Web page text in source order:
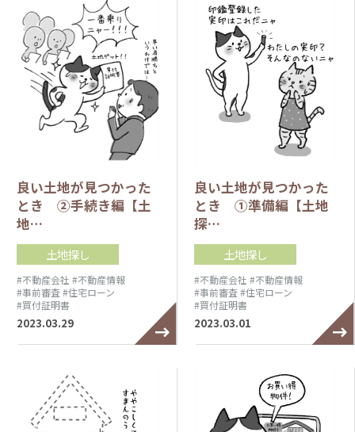
良い土地が見つかった
とき ②手続き編【土
地…
土地探し
#不動産会社 #不動産情報
#事前審査#住宅ローン
#買付証明書
2023.03.29
良い土地が見つかった
とき ①準備編【土地
探…
土地探し
#不動産会社 #不動産情報
#事前審査#住宅ローン
#買付証明書
2023.03.01